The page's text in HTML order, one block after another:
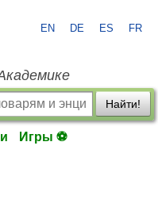
EN DE ES FR
Найти!
Игры ⚽